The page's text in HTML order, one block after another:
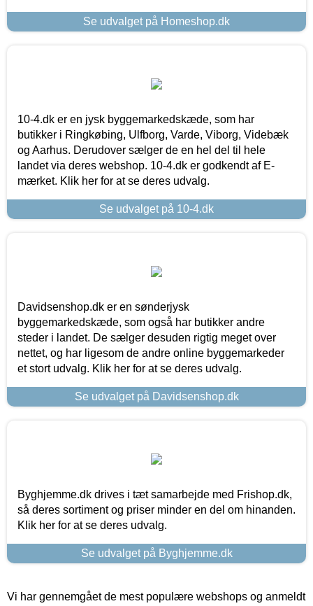
Se udvalget på Homeshop.dk
10-4.dk er en jysk byggemarkedskæde, som har
butikker i Ringkøbing, Ulfborg, Varde, Viborg, Videbæk
og Aarhus. Derudover sælger de en hel del til hele
landet via deres webshop. 10-4.dk er godkendt af E-
mærket. Klik her for at se deres udvalg.
Se udvalget på 10-4.dk
Davidsenshop.dk er en sønderjysk
byggemarkedskæde, som også har butikker andre
steder i landet. De sælger desuden rigtig meget over
nettet, og har ligesom de andre online byggemarkeder
et stort udvalg. Klik her for at se deres udvalg.
Se udvalget på Davidsenshop.dk
Byghjemme.dk drives i tæt samarbejde med Frishop.dk,
så deres sortiment og priser minder en del om hinanden.
Klik her for at se deres udvalg.
Se udvalget på Byghjemme.dk
Vi har gennemgået de mest populære webshops og anmeldt